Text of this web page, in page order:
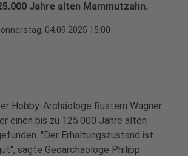
Jahre alten Mammutzahn.
04.09.2025 15:00
Hobby-Archäologe Rustem Wagner
einen bis zu 125.000 Jahre alten
"Der Erhaltungszustand ist
sagte Geoarchäologe Philipp